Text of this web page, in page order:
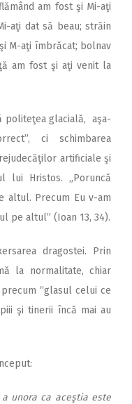
am fost şi Mi-aţi
aţi dat să beau; străin
M-aţi îmbrăcat; bolnav
am fost şi aţi venit la
politeţea glacială, aşa-
ci schimbarea
artificiale şi
lui Hristos. „Poruncă
altul. Precum Eu v-am
pe altul” (Ioan 13, 34).
dragostei. Prin
la normalitate, chiar
“glasul celui ce
şi tinerii încă mai au
unora ca aceştia este